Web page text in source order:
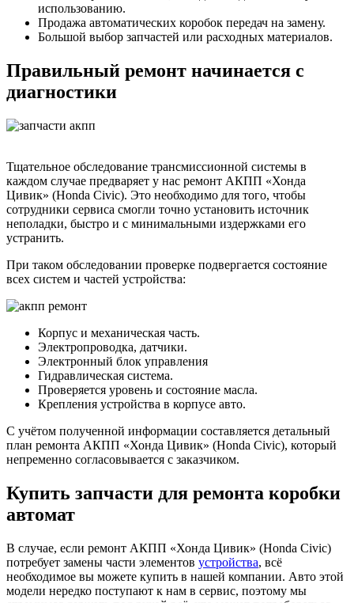
использованию.
Продажа автоматических коробок передач на замену.
Большой выбор запчастей или расходных материалов.
Правильный ремонт начинается с
диагностики
Тщательное обследование трансмиссионной системы в
каждом случае предваряет у нас ремонт АКПП «Хонда
Цивик» (Honda Civic). Это необходимо для того, чтобы
сотрудники сервиса смогли точно установить источник
неполадки, быстро и с минимальными издержками его
устранить.
При таком обследовании проверке подвергается состояние
всех систем и частей устройства:
Корпус и механическая часть.
Электропроводка, датчики.
Электронный блок управления
Гидравлическая система.
Проверяется уровень и состояние масла.
Крепления устройства в корпусе авто.
С учётом полученной информации составляется детальный
план ремонта АКПП «Хонда Цивик» (Honda Civic), который
непременно согласовывается с заказчиком.
Купить запчасти для ремонта коробки
автомат
В случае, если ремонт АКПП «Хонда Цивик» (Honda Civic)
потребует замены части элементов устройства, всё
необходимое вы можете купить в нашей компании. Авто этой
модели нередко поступают к нам в сервис, поэтому мы